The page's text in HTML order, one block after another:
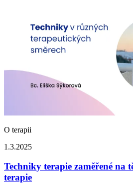
O terapii
1.3.2025
Techniky terapie zaměřené na
terapie